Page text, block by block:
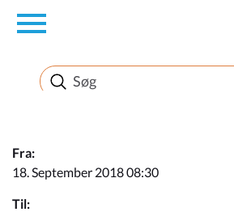
en
Borger
Fra:
18. September 2018 08:30
Til: